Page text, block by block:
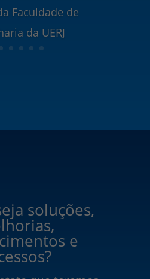
Faculdade de
da UERJ
soluções,
e